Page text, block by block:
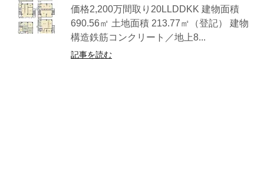
価格2,200万間取り20LLDDKK 建物面積
690.56㎡ 土地面積 213.77㎡（登記） 建物
構造鉄筋コンクリート／地上8...
記事を読む